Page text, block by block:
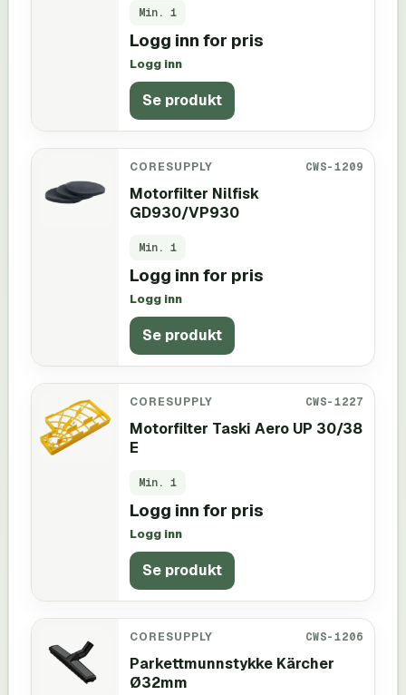
Min. 1
Logg inn for pris
Logg inn
Se produkt
CORESUPPLY CWS-1209
Motorfilter Nilfisk
GD930/VP930
Min. 1
Logg inn for pris
Logg inn
Se produkt
CORESUPPLY CWS-1227
Motorfilter Taski Aero UP 30/38
E
Min. 1
Logg inn for pris
Logg inn
Se produkt
CORESUPPLY CWS-1206
Parkettmunnstykke Kärcher
Ø32mm